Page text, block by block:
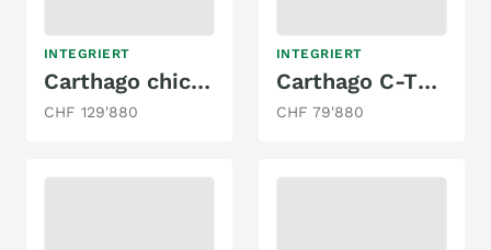
INTEGRIERT
Carthago chic c-line I Mercedes c-line I 4.9 LE
CHF 129'880
INTEGRIERT
Carthago C-TOURER I 143 LE
CHF 79'880